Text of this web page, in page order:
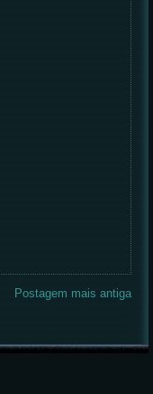
Postagem mais antiga